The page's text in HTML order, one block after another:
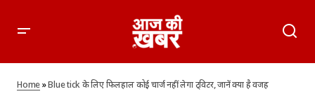
Blue tick के लिए फिलहाल कोई चार्ज नहीं लेगा ट्विटर, जानें क्या है वजह
Home»Blue tick के लिए फिलहाल कोई चार्ज नहीं लेगा ट्विटर, जानें क्या है वजह